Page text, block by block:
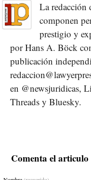
La redacción
componen
prestigio y
por Hans A. Böck
publicación
en @newsjuridicas,
Threads y Bluesky.
Comenta el articulo